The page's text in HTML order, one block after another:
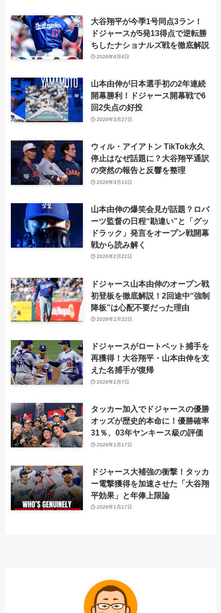
大谷翔平が今季1号同点3ラン！
ドジャースが5発13得点で逆転勝
ちしたナショナルズ戦を徹底解説
2026年4月4日
山本由伸が日本選手初の2年連続
開幕勝利！ドジャース開幕戦で6
回2失点の好投
2026年3月27日
ウィル・アイアトン TikTok永久
停止はなぜ話題に？大谷翔平通訳
の突然の報告と反響を整理
2026年3月13日
山本由伸の爆笑会見が話題？ロバ
ーツ監督の日程“勘違い”と「グッ
ドラック」発言をオープン戦開幕
戦から読み解く
2026年2月22日
ドジャース山本由伸のオープン戦
初登板を徹底解説！2回途中“強制
降板”は心配不要だった理由
2026年2月22日
ドジャースがロートベット捕手を
再獲得！大谷翔平・山本由伸を支
えた名捕手が復帰
2026年2月7日
タッカー加入でドジャースの優勝
オッズが歴史的本命に！優勝確率
31％、03年ヤンキース級の評価
2026年1月17日
ドジャース大補強の衝撃！タッカ
ー電撃獲得を加速させた「大谷翔
平効果」と年俸上限論
2026年1月17日